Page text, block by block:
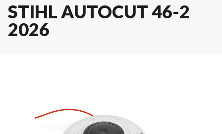
STIHL AUTOCUT 46-2
2026